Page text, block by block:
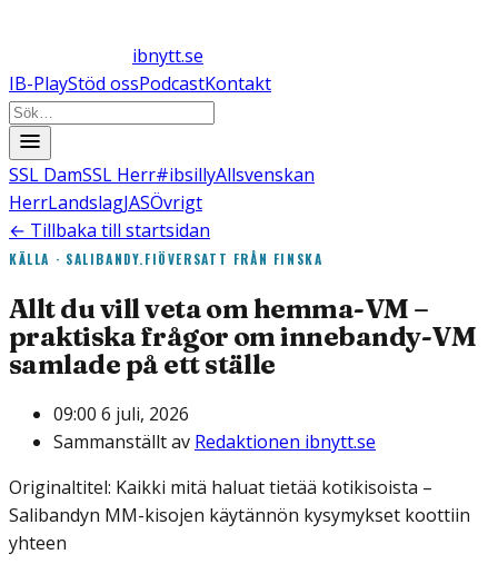
ibnytt.se
IB-PlayStöd ossPodcastKontakt
SSL DamSSL Herr#ibsillyAllsvenskan
HerrLandslagJASÖvrigt
← Tillbaka till startsidan
KÄLLA · SALIBANDY.FIÖVERSATT FRÅN FINSKA
Allt du vill veta om hemma-VM –
praktiska frågor om innebandy-VM
samlade på ett ställe
09:00 6 juli, 2026
Sammanställt av Redaktionen ibnytt.se
Originaltitel: Kaikki mitä haluat tietää kotikisoista –
Salibandyn MM-kisojen käytännön kysymykset koottiin
yhteen